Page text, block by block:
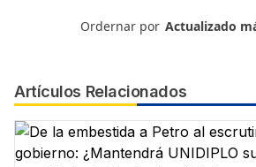
Artículos Relacionados